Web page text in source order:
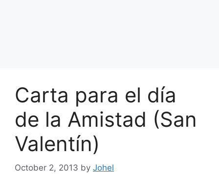
Carta para el día
de la Amistad (San
Valentín)
October 2, 2013 by Johel